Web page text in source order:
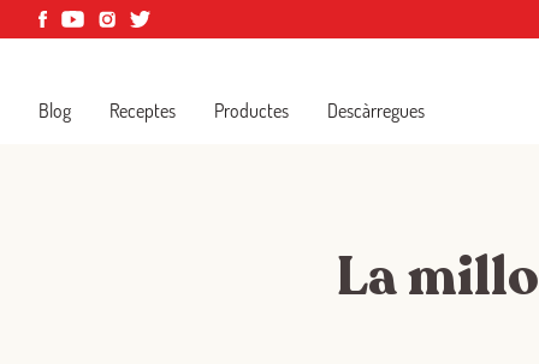
Blog Receptes Productes Descàrregues
La